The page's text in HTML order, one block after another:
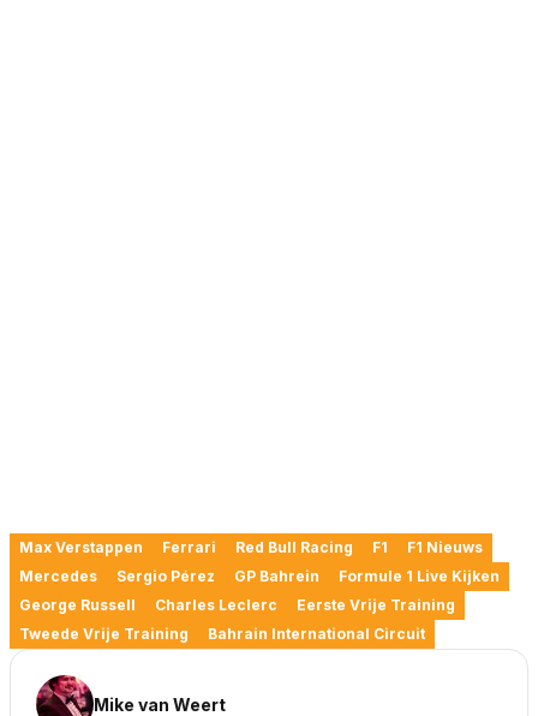
Max Verstappen Ferrari Red Bull Racing F1
F1 Nieuws
Mercedes
Sergio Pérez GP Bahrein
Formule 1 Live Kijken
George Russell
Charles Leclerc
Eerste Vrije Training
Tweede Vrije Training
Bahrain International Circuit
Mike van Weert